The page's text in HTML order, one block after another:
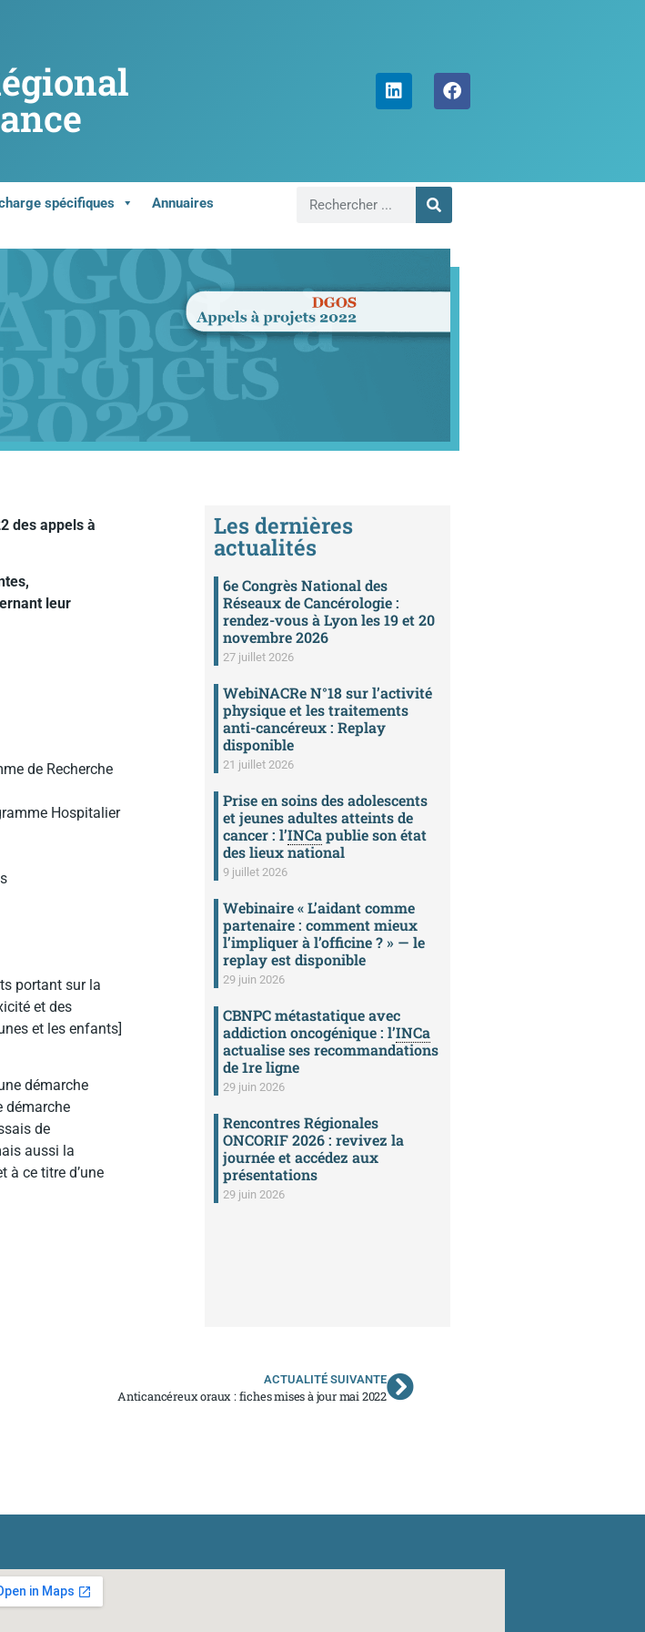
spécifiques Annuaires
des appels à
leur
de Recherche
Hospitalier
portant sur la
et des
et les enfants]
démarche
démarche
de
aussi la
à ce titre d’une
Les dernières
actualités
6e Congrès National des
Réseaux de Cancérologie :
rendez-vous à Lyon les 19 et 20
novembre 2026
27 juillet 2026
WebiNACRe N°18 sur l’activité
physique et les traitements
anti-cancéreux : Replay
disponible
21 juillet 2026
Prise en soins des adolescents
et jeunes adultes atteints de
cancer : l’INCapublie son état
des lieux national
9 juillet 2026
Webinaire « L’aidant comme
partenaire : comment mieux
l’impliquer à l’officine ? » — le
replay est disponible
29 juin 2026
CBNPC métastatique avec
addiction oncogénique : l’INCa
actualise ses recommandations
de 1re ligne
29 juin 2026
Rencontres Régionales
ONCORIF 2026 : revivez la
journée et accédez aux
présentations
29 juin 2026
ACTUALITÉ SUIVANTE
Anticancéreux oraux : fiches mises à jour mai 2022